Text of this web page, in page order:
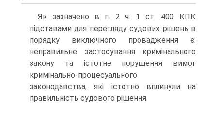
Як зазначено в п. 2 ч. 1 ст. 400 КПК
підставами для перегляду судових рішень в
порядку виключного провадження є:
неправильне застосування кримінального
закону та істотне порушення вимог
кримінально-процесуального
законодавства, які істотно вплинули на
правильність судового рішення.